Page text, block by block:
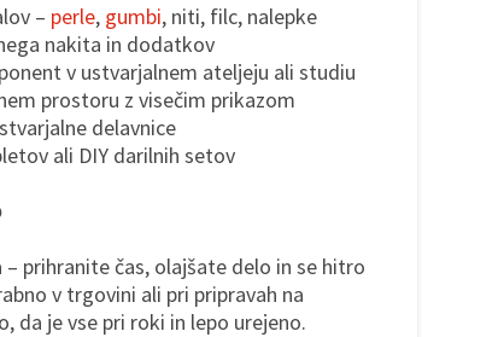
– perle, gumbi, niti, filc, nalepke
nakita in dodatkov
v ustvarjalnem ateljeju ali studiu
prostoru z visečim prikazom
delavnice
ali DIY darilnih setov
prihranite čas, olajšate delo in se hitro
v trgovini ali pri pripravah na
da je vse pri roki in lepo urejeno.